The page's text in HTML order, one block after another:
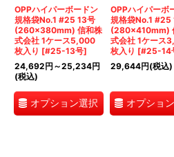
OPPハイパーボードン
規格袋No.1 #25 13号
(260×380mm) 信和株
式会社 1ケース5,000
枚入り [#25-13号]
24,692円 ～25,234円
(税込)
オプション選択
OPPハイパーボ
規格袋No.1 #25
(280×410mm)
式会社 1ケース
枚入り [#25-14
29,644円(税込)
オプショ